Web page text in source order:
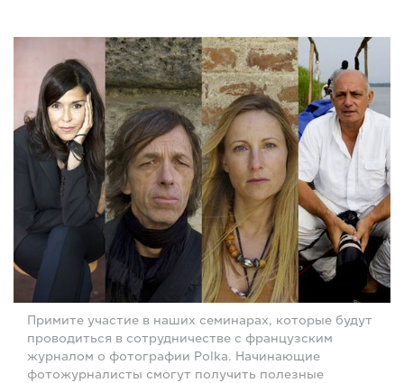
Примите участие в наших семинарах, которые будут
проводиться в сотрудничестве с французским
журналом о фотографии Polka. Начинающие
фотожурналисты смогут получить полезные